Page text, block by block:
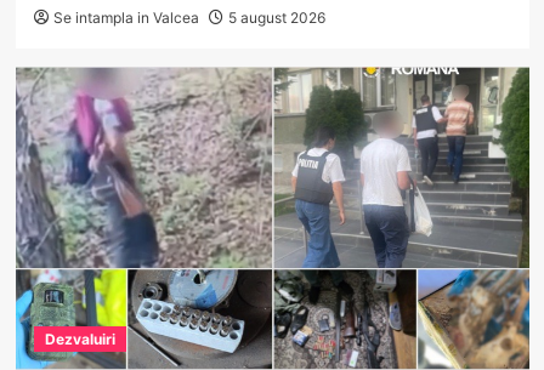
Se intampla in Valcea 5 august 2026
Dezvaluiri